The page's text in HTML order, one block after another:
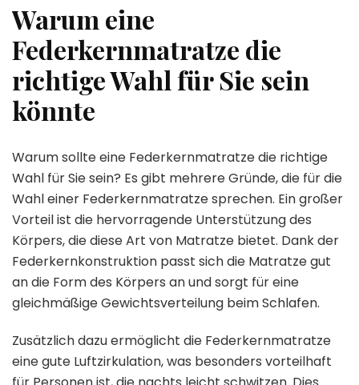
Warum eine
Federkernmatratze die
richtige Wahl für Sie sein
könnte
Warum sollte eine Federkernmatratze die richtige
Wahl für Sie sein? Es gibt mehrere Gründe, die für die
Wahl einer Federkernmatratze sprechen. Ein großer
Vorteil ist die hervorragende Unterstützung des
Körpers, die diese Art von Matratze bietet. Dank der
Federkernkonstruktion passt sich die Matratze gut
an die Form des Körpers an und sorgt für eine
gleichmäßige Gewichtsverteilung beim Schlafen.
Zusätzlich dazu ermöglicht die Federkernmatratze
eine gute Luftzirkulation, was besonders vorteilhaft